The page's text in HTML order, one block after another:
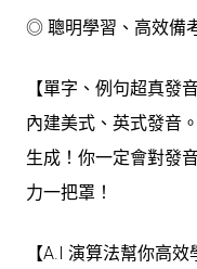
◎ 聰明學習、高效備
【單字、例句超真發音
內建美式、英式發音
生成！你一定會對發
力一把罩！
【A.I 演算法幫你高效